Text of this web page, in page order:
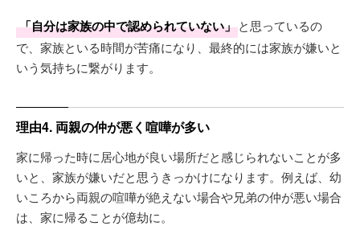
「自分は家族の中で認められていない」と思っているの
で、家族といる時間が苦痛になり、最終的には家族が嫌いと
いう気持ちに繋がります。
理由4. 両親の仲が悪く喧嘩が多い
家に帰った時に居心地が良い場所だと感じられないことが多
いと、家族が嫌いだと思うきっかけになります。例えば、幼
いころから両親の喧嘩が絶えない場合や兄弟の仲が悪い場合
は、家に帰ることが億劫に。